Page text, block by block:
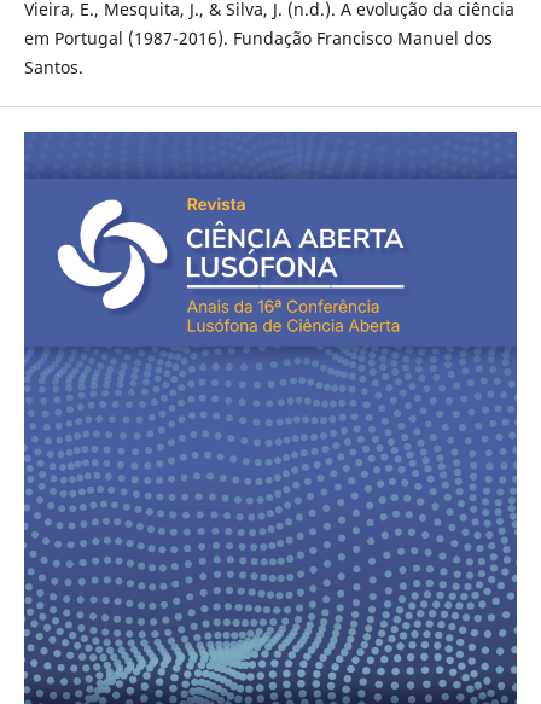
Vieira, E., Mesquita, J., & Silva, J. (n.d.). A evolução da ciência
em Portugal (1987-2016). Fundação Francisco Manuel dos
Santos.